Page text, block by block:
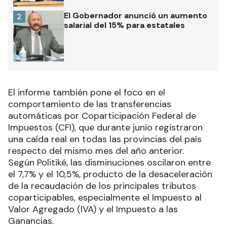
El Gobernador anunció un aumento
salarial del 15% para estatales
2
El informe también pone el foco en el
comportamiento de las transferencias
automáticas por Coparticipación Federal de
Impuestos (CFI), que durante junio registraron
una caída real en todas las provincias del país
respecto del mismo mes del año anterior.
Según Politiké, las disminuciones oscilaron entre
el 7,7% y el 10,5%, producto de la desaceleración
de la recaudación de los principales tributos
coparticipables, especialmente el Impuesto al
Valor Agregado (IVA) y el Impuesto a las
Ganancias.